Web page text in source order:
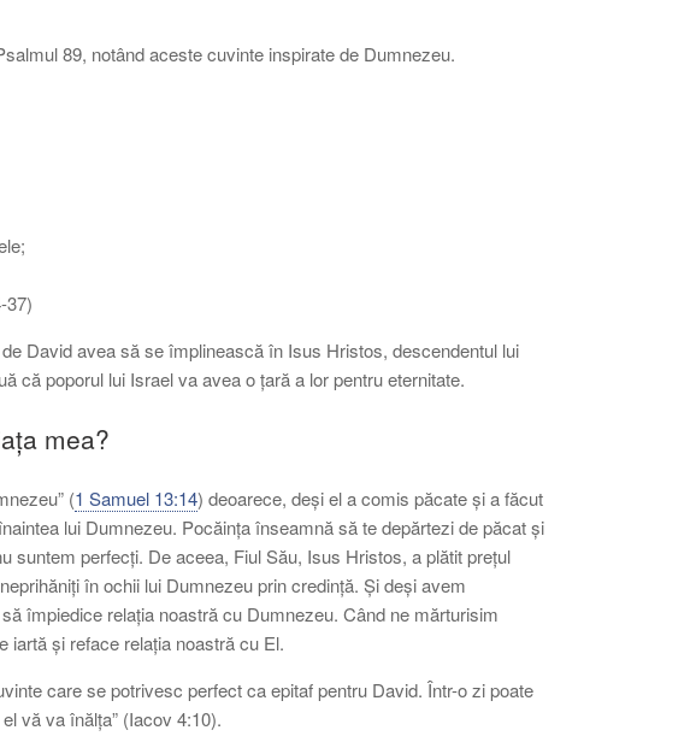
89, notând aceste cuvinte inspirate de Dumnezeu.
37)
David avea să se împlinească în Isus Hristos, descendentul lui
că poporul lui Israel va avea o țară a lor pentru eternitate.
mea?
(1 Samuel 13:14) deoarece, deși el a comis păcate și a făcut
lui Dumnezeu. Pocăința înseamnă să te depărtezi de păcat și
suntem perfecți. De aceea, Fiul Său, Isus Hristos, a plătit prețul
în ochii lui Dumnezeu prin credință. Și deși avem
împiedice relația noastră cu Dumnezeu. Când ne mărturisim
iartă și reface relația noastră cu El.
care se potrivesc perfect ca epitaf pentru David. Într-o zi poate
vă va înălța” (Iacov 4:10).